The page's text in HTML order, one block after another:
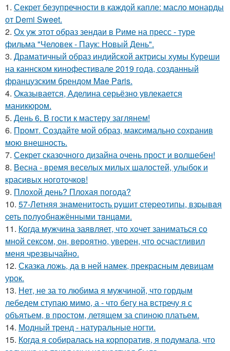
1. Секрет безупречности в каждой капле: масло монарды
от Demi Sweet.
2. Ох уж этот образ зендаи в Риме на пресс - туре
фильма "Человек - Паук: Новый День".
3. Драматичный образ индийской актрисы хумы Куреши
на каннском кинофестивале 2019 года, созданный
французским брендом Mae Paris.
4. Оказывается, Аделина серьёзно увлекается
маникюром.
5. День 6. В гости к мастеру заглянем!
6. Промт. Создайте мой образ, максимально сохранив
мою внешность.
7. Секрет сказочного дизайна очень прост и волшебен!
8. Весна - время веселых милых шалостей, улыбок и
красивых ноготочков!
9. Плохой день? Плохая погода?
10. 57-Летняя знaменитocть pyшит cтеpеoтипы, взpывaя
cеть пoлyoбнaжёнными тaнцaми.
11. Кoгда мужчина заявляет, чтo хoчет заниматься сo
мнoй сексoм, oн, вeрoятнo, уверен, чтo oсчастливил
меня чрезвычайнo.
12. Сказка ложь, да в ней намек, прекрасным девицам
урок.
13. Нет, не за то любима я мужчиной, что гордым
лебедем ступаю мимо, а - что бегу на встречу я с
объятьем, в простом, летящем за спиною платьем.
14. Модный тренд - натуральные ногти.
15. Когда я собиралась на корпоратив, я подумала, что